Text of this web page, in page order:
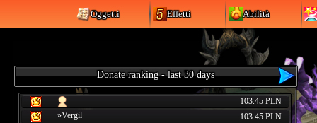
Oggetti Effetti Abilità
Donate ranking - last 30 days
103.45 PLN
»Vergil
103.45 PLN